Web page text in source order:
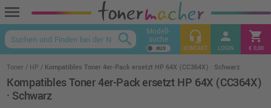
menu
keyboard_arrow_up
search Modell-
suche headset_mic
KONTAKT
person
LOGIN
shopping_cart
€ 0,00
Toner HP Kompatibles Toner 4er-Pack ersetzt HP 64X (CC364X) · Schwarz
Kompatibles Toner 4er-Pack ersetzt HP 64X (CC364X)
· Schwarz